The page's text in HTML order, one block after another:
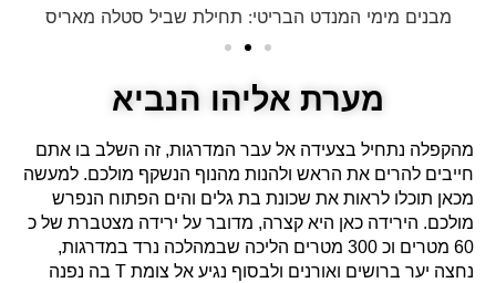
מבנים מימי המנדט הבריטי: תחילת שביל סטלה מאריס
מערת אליהו הנביא
מהקפלה נתחיל בצעידה אל עבר המדרגות, זה השלב בו אתם
חייבים להרים את הראש ולהנות מהנוף הנשקף מולכם. למעשה
מכאן תוכלו לראות את שכונת בת גלים והים הפתוח הנפרש
מולכם. הירידה כאן היא קצרה, מדובר על ירידה מצטברת של כ
60 מטרים וכ 300 מטרים הליכה שבמהלכה נרד במדרגות,
נחצה יער ברושים ואורנים ולבסוף נגיע אל צומת T בה נפנה